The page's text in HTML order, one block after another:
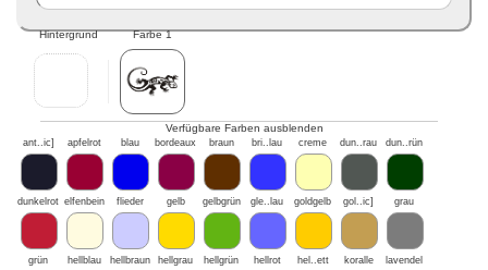
Hintergrund Farbe 1
Verfügbare Farben ausblenden
ant..ic] apfelrot blau bordeaux braun bri..lau creme dun..rau dun..rün
dunkelrot elfenbein flieder gelb gelbgrün gle..lau goldgelb gol..ic] grau
grün hellblau hellbraun hellgrau hellgrün hellrot hel..ett koralle lavendel